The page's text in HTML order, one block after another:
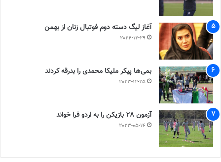
آغاز لیگ دسته دوم فوتبال زنان از بهمن
2024-12-29
بمی‌ها پیکر ملیکا محمدی را بدرقه کردند
2023-12-25
آزمون 28 بازیکن را به اردو فرا خواند
2023-05-14